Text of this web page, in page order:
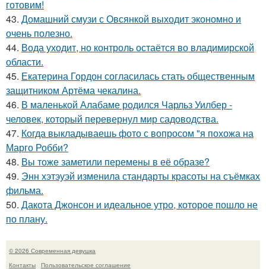
готовим!
43. Домашний смузи с Овсянкой выходит экономно и
очень полезно.
44. Вода уходит, но контроль остаётся во владимирской
области.
45. Екатерина Гордон согласилась стать общественным
защитником Артёма чекалина.
46. В маленькой Алабаме родился Чарльз Уилбер -
человек, который перевернул мир садоводства.
47. Когда выкладываешь фото с вопросом "я похожа на
Марго Робби?
48. Вы тоже заметили перемены в её образе?
49. Энн хэтэуэй изменила стандарты красоты на съёмках
фильма.
50. Дакота Джонсон и идеальное утро, которое пошло не
по плану.
© 2026 Современная девушка
Контакты
Пользовательское соглашение